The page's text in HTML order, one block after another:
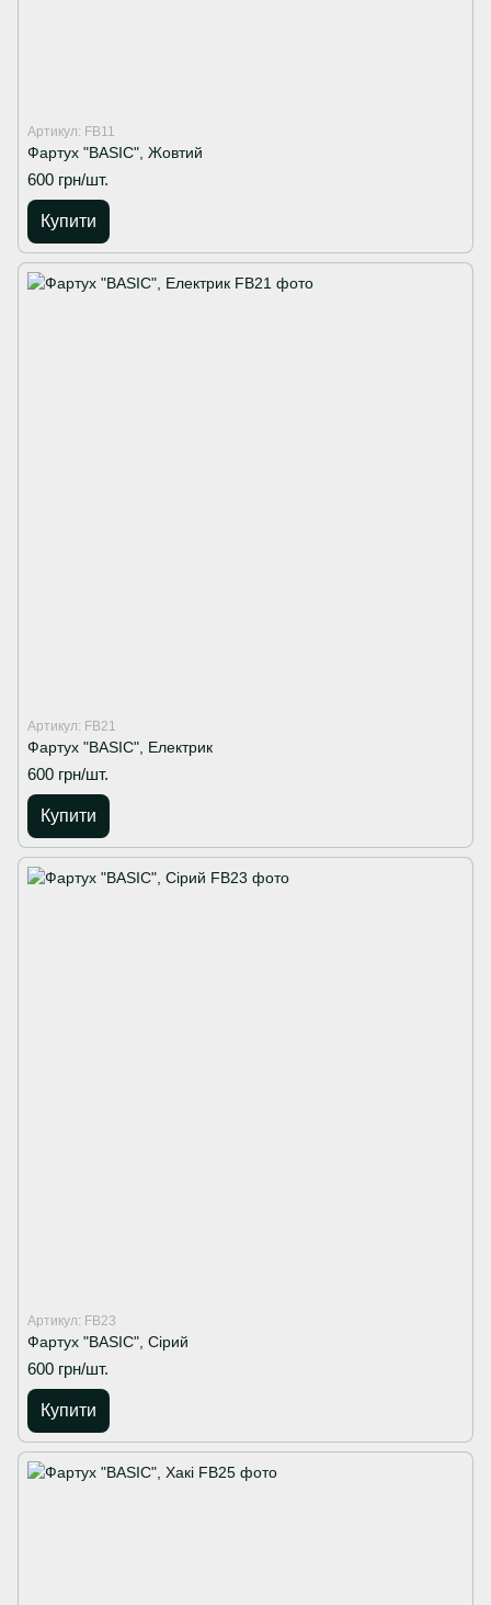
Артикул: FB11
Фартух "BASIC", Жовтий
600 грн/шт.
Купити
Артикул: FB21
Фартух "BASIC", Електрик
600 грн/шт.
Купити
Артикул: FB23
Фартух "BASIC", Сірий
600 грн/шт.
Купити